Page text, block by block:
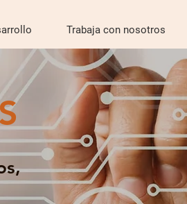
Trabaja con nosotros